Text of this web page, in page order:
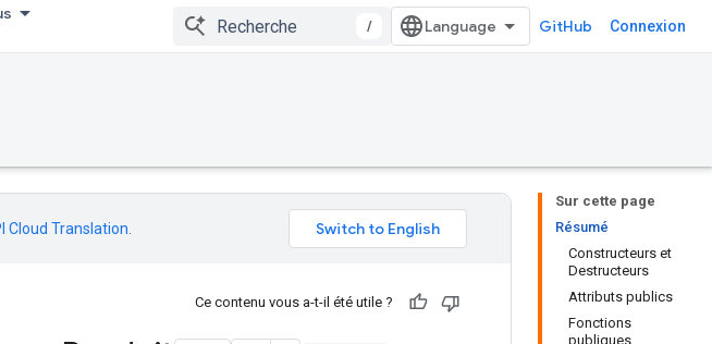
/ GitHub Connexion
Sur cette page
Résumé
Constructeurs et
Destructeurs
Attributs publics
Fonctions
publiques
Cloud Translation
Ce contenu vous a-t-il été utile ?